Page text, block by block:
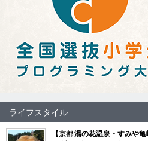
ライフスタイル
【京都 湯の花温泉・すみや